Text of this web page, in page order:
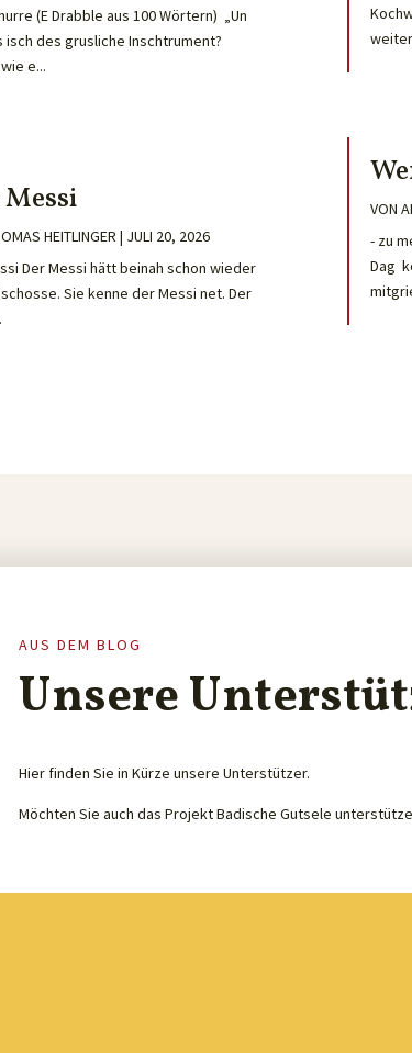
(E Drabble aus 100 Wörtern) „Un
isch des grusliche Inschtrument?
e...
HEITLINGER | JULI 20, 2026
Der Messi hätt beinah schon wieder
Sie kenne der Messi net. Der
VON
- zu
Dag
AUS DEM BLOG
Unsere
Hier finden Sie in Kürze unsere Unterstützer.
Möchten Sie auch das Projekt Badische Gutsele